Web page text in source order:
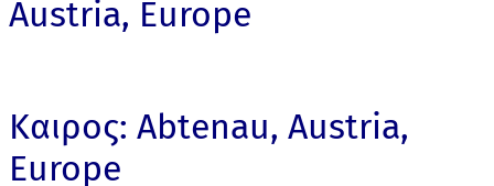
Austria, Europe
Καιρος: Abtenau, Austria,
Europe